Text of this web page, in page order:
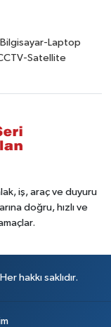
Bilgisayar-Laptop
Satellite
iş, araç ve duyuru
doğru, hızlı ve
hakkı saklıdır.